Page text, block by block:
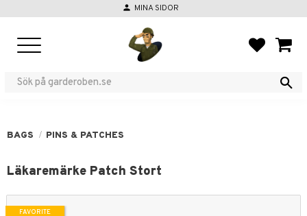
person MINA SIDOR
BAGS PINS & PATCHES
Läkaremärke Patch Stort
FAVORITE